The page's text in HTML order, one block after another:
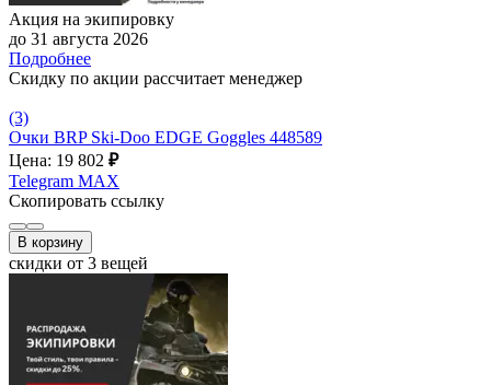
Акция на экипировку
до 31 августа 2026
Подробнее
Скидку по акции рассчитает менеджер
(3)
Очки BRP Ski-Doo EDGE Goggles 448589
Цена: 19 802 ₽
Telegram MAX
Скопировать ссылку
В корзину
скидки от 3 вещей